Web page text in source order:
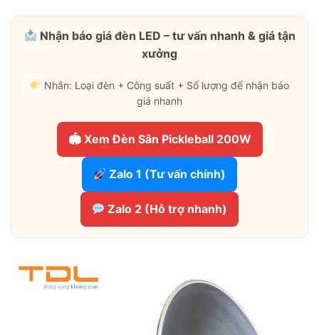
Nhận báo giá đèn LED – tư vấn nhanh & giá tận
xưởng
Nhắn: Loại đèn + Công suất + Số lượng để nhận báo
giá nhanh
🏟 Xem Đèn Sân Pickleball 200W
Zalo 1 (Tư vấn chính)
Zalo 2 (Hỗ trợ nhanh)